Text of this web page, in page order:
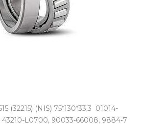
(32215) (NIS) 75*130*33,3 01014-
43210-L0700, 90033-66008, 9884-7